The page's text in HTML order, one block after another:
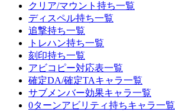
クリア/マウント持ち一覧
ディスペル持ち一覧
追撃持ち一覧
トレハン持ち一覧
刻印持ち一覧
アビコピー対応表一覧
確定DA/確定TAキャラ一覧
サブメンバー効果キャラ一覧
0ターンアビリティ持ちキャラ一覧